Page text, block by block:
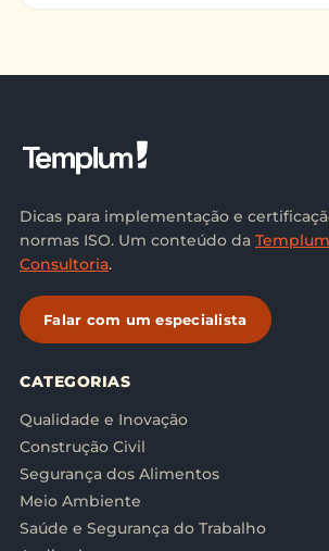
Dicas para implementação e
normas ISO. Um conteúdo da Templum
Consultoria.
Falar com um especialista
CATEGORIAS
Qualidade e Inovação
Construção Civil
Segurança dos Alimentos
Meio Ambiente
Saúde e Segurança do Trabalho